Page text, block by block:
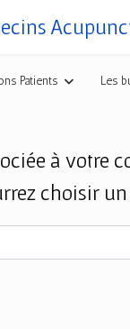
Patients Les
à votre
choisir